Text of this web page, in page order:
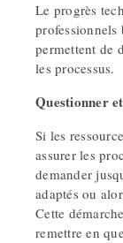
Le progrès
permettent de
les processus.
Questionner
Si les
assurer les
demander
adaptés ou
Cette
remettre en